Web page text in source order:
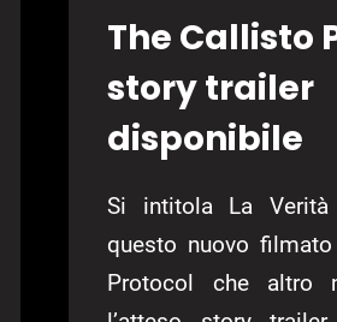
The Callisto
story trailer
disponibile
Si intitola La
questo nuovo
Protocol che altro